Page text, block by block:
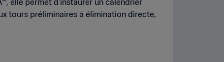
elle permet d’instaurer un calendrier
tours préliminaires à élimination directe,